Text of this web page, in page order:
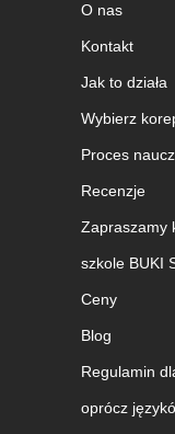
O nas
Kontakt
Jak to działa
Wybierz
Proces
Recenzje
Zapraszamy
szkole BUKI
Ceny
Blog
Regulamin
oprócz